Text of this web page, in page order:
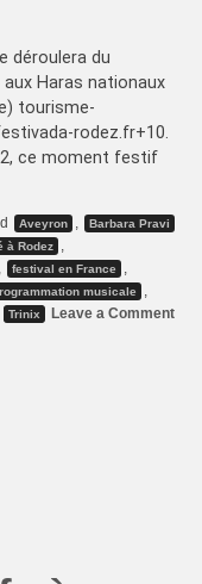
déroulera du
Haras nationaux
tourisme-
rodez.fr+10.
ce moment festif
Aveyron , Barbara Pravi
à Rodez ,
, festival en France ,
musicale ,
Trinix Leave a Commenton